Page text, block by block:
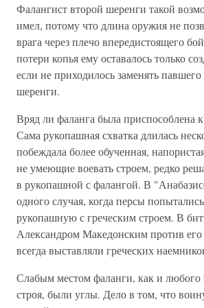
Фалангист второй шеренги такой
имел, потому что длина оружия не
врага через плечо впередистоящего
потери копья ему оставалось только
если не приходилось заменять
шеренги.
Вряд ли фаланга была приспособлена
Сама рукопашная схватка длилась
побеждала более обученная,
не умеющие воевать строем, редко
в рукопашной с фалангой. В
одного случая, когда персы
рукопашную с греческим строем. В
Александром Македонским против
всегда выставляли греческих
Слабым местом фаланги, как и любого
строя, были углы. Дело в том, что